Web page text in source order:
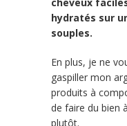
hydratés sur
souples.
En plus, je ne
gaspiller mon
produits à
de faire du bien
plutôt.